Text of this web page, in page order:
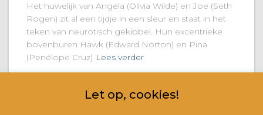
Het huwelijk van Angela (Olivia Wilde) en Joe (Seth
Rogen) zit al een tijdje in een sleur en staat in het
teken van neurotisch gekibbel. Hun excentrieke
bovenburen Hawk (Edward Norton) en Pina
(Penélope Cruz) Lees verder
Let op, cookies!